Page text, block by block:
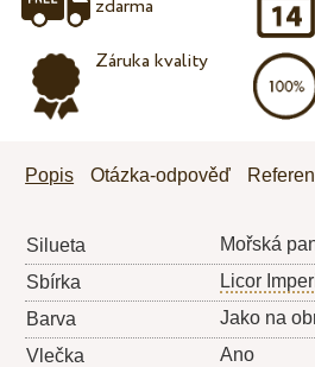
zdarma
Záruka kvality
Popis Otázka-odpověď
Silueta
Mořská
Sbírka
Licor
Barva
Jako na
Vlečka
Ano